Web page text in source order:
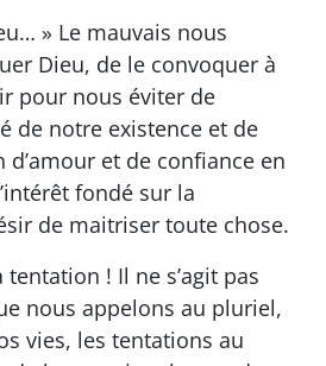
» Le mauvais nous
Dieu, de le convoquer à
pour nous éviter de
de notre existence et de
et de confiance en
fondé sur la
de maitriser toute chose.
! Il ne s’agit pas
nous appelons au pluriel,
vies, les tentations au